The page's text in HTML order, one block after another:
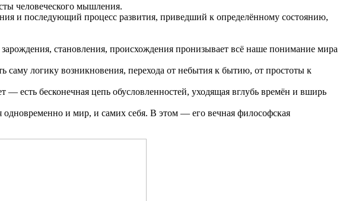
человеческого мышления.
и последующий процесс развития, приведший к определённому состоянию,
становления, происхождения пронизывает всё наше понимание мира
саму логику возникновения, перехода от небытия к бытию, от простоты к
есть бесконечная цепь обусловленностей, уходящая вглубь времён и вширь
одновременно и мир, и самих себя. В этом — его вечная философская